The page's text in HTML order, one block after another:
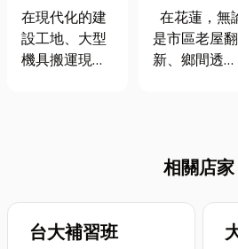
看這裡！服務
範圍、計費、
租賃流程一次
在現代化的建
設工地、大型
機具搬運現
輕鬆完成的？
答案就是：吊
指南：從泥作
到景觀工程，
一次搞懂！
是市區老屋翻
新、鄉間透天
蓋牆壁、鋪磁
它牽涉到設
計、美感、結
相關店家
台大補習班